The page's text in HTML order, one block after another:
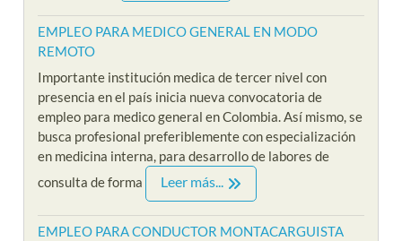
EMPLEO PARA MEDICO GENERAL EN MODO
REMOTO
Importante institución medica de tercer nivel con
presencia en el país inicia nueva convocatoria de
empleo para medico general en Colombia. Así mismo, se
busca profesional preferiblemente con especialización
en medicina interna, para desarrollo de labores de
consulta de forma
Leer más...
EMPLEO PARA CONDUCTOR MONTACARGUISTA